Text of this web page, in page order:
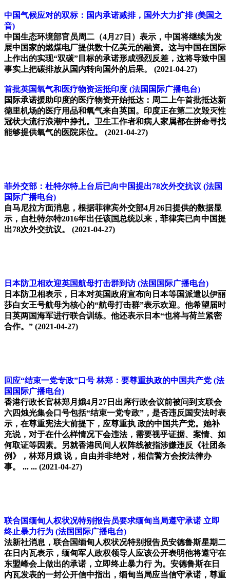
中国气候应对的双标：国内承诺减排，国外大力扩排(美国之
音)
中国生态环境部官员周二（4月27日）表示，中国将继续为发
展中国家的燃煤电厂提供数十亿美元的融资。这与中国在国际
上作出的实现“双碳”目标的承诺形成强烈反差，这将导致中国
事实上把碳排放从国内转向国外的后果。 (2021-04-27)
首批英国氧气和医疗物资运抵印度 (法国国际广播电台)
国际承诺援助印度的医疗物资开始抵达：周二上午首批抵达新
德里机场的医疗用品和氧气来自英国。印度正在第二次毁灭性
冠状大流行浪潮中挣扎。卫生工作者和病人家属都在拼命寻找
能够提供氧气的医院床位。 (2021-04-27)
菲外交部：杜特尔特上台后已向中国提出78次外交抗议 (法国
国际广播电台)
自马尼拉方面消息，根据菲律宾外交部4月26日提供的数据显
示，自杜特尔特2016年出任该国总统以来，菲律宾已向中国提
出78次外交抗议。 (2021-04-27)
日本防卫相欢迎英国航母打击群到访 (法国国际广播电台)
日本防卫相表示，日本对英国政府宣布向日本等国派遣以伊丽
莎白女王号航母为核心的“航母打击群”表示欢迎。他希望届时
日英两国海军进行联合训练。他还表示日本“也将与荷兰紧密
合作。” (2021-04-27)
回应“结束一党专政”口号 林郑：要尊重执政的中国共产党 (法
国国际广播电台)
香港行政长官林郑月娥4月27日出席行政会议前被问到支联会
六四烛光集会口号包括“结束一党专政”，是否违反国安法时表
示，在尊重宪法大前提下，应尊重执 政的中国共产党。她补
充说，对于在什么样情况下会违法，需要视乎证据、案情、如
何取证等因素。另就香港民间人权阵线被指涉嫌违反《社团条
例》，林郑月娥 说，自由并非绝对，相信警方会按法律办
事。 ... ... (2021-04-27)
联合国缅甸人权状况特别报告员要求缅甸当局遵守承诺 立即
终止暴力行为 (法国国际广播电台)
法新社消息，联合国缅甸人权状况特别报告员安德鲁斯星期二
在日内瓦表示，缅甸军人政权领导人应该公开表明他将遵守在
东盟峰会上做出的承诺，立即终止暴力行 为。安德鲁斯在日
内瓦发表的一封公开信中指出，缅甸当局应当信守承诺，尊重